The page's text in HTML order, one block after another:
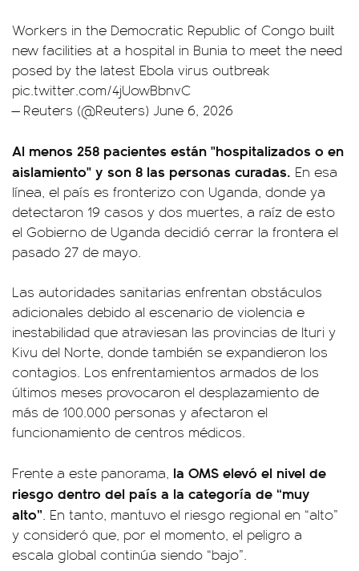
Workers in the Democratic Republic of Congo built
new facilities at a hospital in Bunia to meet the need
posed by the latest Ebola virus outbreak
pic.twitter.com/4jUowBbnvC
— Reuters (@Reuters) June 6, 2026
Al menos 258 pacientes están "hospitalizados o en
aislamiento" y son 8 las personas curadas. En esa
línea, el país es fronterizo con Uganda, donde ya
detectaron 19 casos y dos muertes, a raíz de esto
el Gobierno de Uganda decidió cerrar la frontera el
pasado 27 de mayo.
Las autoridades sanitarias enfrentan obstáculos
adicionales debido al escenario de violencia e
inestabilidad que atraviesan las provincias de Ituri y
Kivu del Norte, donde también se expandieron los
contagios. Los enfrentamientos armados de los
últimos meses provocaron el desplazamiento de
más de 100.000 personas y afectaron el
funcionamiento de centros médicos.
Frente a este panorama, la OMS elevó el nivel de
riesgo dentro del país a la categoría de “muy
alto”. En tanto, mantuvo el riesgo regional en “alto”
y consideró que, por el momento, el peligro a
escala global continúa siendo “bajo”.